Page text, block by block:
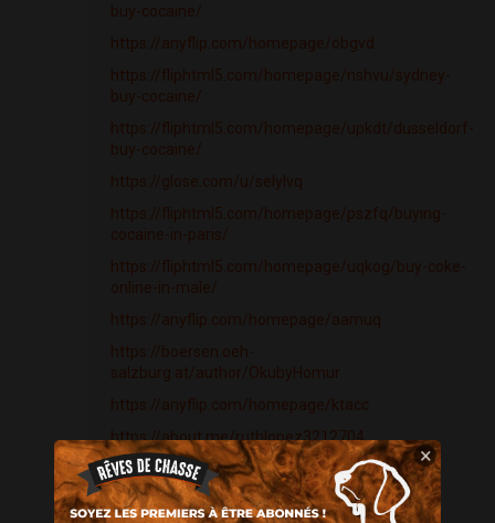
buy-cocaine/
https://anyflip.com/homepage/obgvd
https://fliphtml5.com/homepage/nshvu/sydney-
buy-cocaine/
https://fliphtml5.com/homepage/upkdt/dusseldorf-
buy-cocaine/
https://glose.com/u/selylvq
https://fliphtml5.com/homepage/pszfq/buying-
cocaine-in-paris/
https://fliphtml5.com/homepage/uqkog/buy-coke-
online-in-male/
https://anyflip.com/homepage/aamuq
https://boersen.oeh-
salzburg.at/author/OkubyHomur
https://anyflip.com/homepage/ktacc
https://about.me/ruthlopez3212704
https://boosty.to/PaulJacksoncme51
https://fliphtml5.com/homepage/uvgag/ibiza-
×